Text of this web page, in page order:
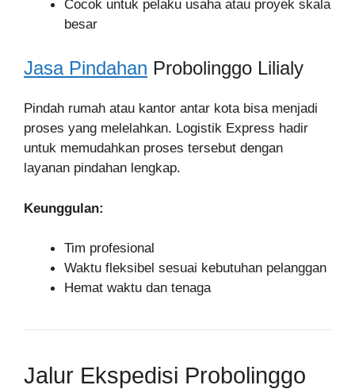
Cocok untuk pelaku usaha atau proyek skala
besar
Jasa Pindahan Probolinggo Lilialy
Pindah rumah atau kantor antar kota bisa menjadi
proses yang melelahkan. Logistik Express hadir
untuk memudahkan proses tersebut dengan
layanan pindahan lengkap.
Keunggulan:
Tim profesional
Waktu fleksibel sesuai kebutuhan pelanggan
Hemat waktu dan tenaga
Jalur Ekspedisi Probolinggo